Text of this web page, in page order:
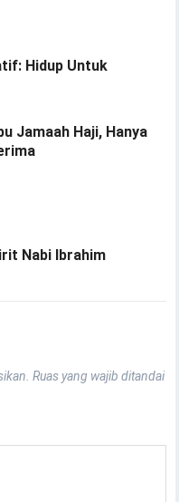
Hidup Untuk
Jamaah Haji, Hanya
Nabi Ibrahim
Ruas yang wajib ditandai